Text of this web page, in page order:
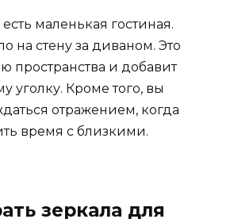
маленькая гостиная.
на стену за диваном. Это
пространства и добавит
уголку. Кроме того, вы
отражением, когда
время с близкими.
зеркала для